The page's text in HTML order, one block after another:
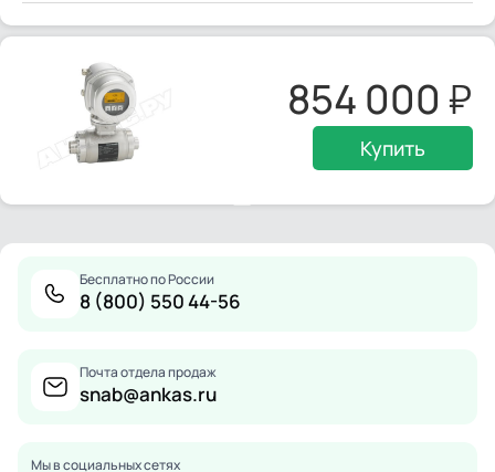
854 000
Купить
Бесплатно по России
8 (800) 550 44-56
Почта отдела продаж
snab@ankas.ru
Мы в социальных сетях